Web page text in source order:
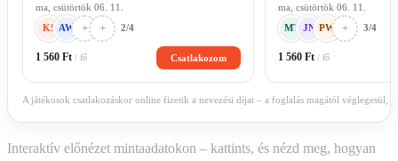
ma, csütörtök 06. 11.
KS AW + + 2/4
1 560 Ft / fő Csatlakozom
ma, csütörtök 06. 11.
MT JN PW + 3/4
1 560 Ft/ fő
A játékosok csatlakozáskor online fizetik a nevezési díjat – a foglalás magától véglegesül,
Interaktív előnézet mintaadatokon – kattints, és nézd meg, hogyan